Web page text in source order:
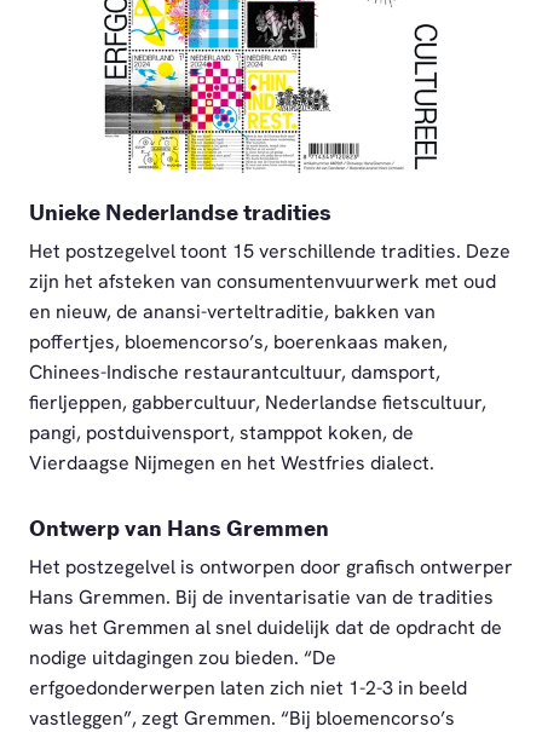
Unieke Nederlandse tradities
Het postzegelvel toont 15 verschillende tradities. Deze
zijn het afsteken van consumentenvuurwerk met oud
en nieuw, de anansi-verteltraditie, bakken van
poffertjes, bloemencorso’s, boerenkaas maken,
Chinees-Indische restaurantcultuur, damsport,
fierljeppen, gabbercultuur, Nederlandse fietscultuur,
pangi, postduivensport, stamppot koken, de
Vierdaagse Nijmegen en het Westfries dialect.
Ontwerp van Hans Gremmen
Het postzegelvel is ontworpen door grafisch ontwerper
Hans Gremmen. Bij de inventarisatie van de tradities
was het Gremmen al snel duidelijk dat de opdracht de
nodige uitdagingen zou bieden. “De
erfgoedonderwerpen laten zich niet 1-2-3 in beeld
vastleggen”, zegt Gremmen. “Bij bloemencorso’s